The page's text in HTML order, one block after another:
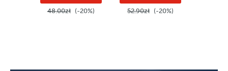
48.00zł (-20%) 52.90zł (-20%)